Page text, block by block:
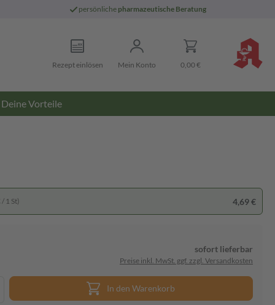
persönliche pharmazeutische Beratung
Rezept einlösen Mein Konto 0,00 €
Deine Vorteile
1 St) 4,69 €
sofort lieferbar
Preise inkl. MwSt. ggf. zzgl. Versandkosten
In den Warenkorb